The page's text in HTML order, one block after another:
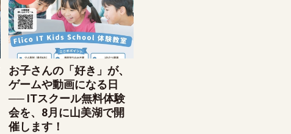
お子さんの「好き」が、
ゲームや動画になる日
── ITスクール無料体験
会を、8月に山美湖で開
催します！